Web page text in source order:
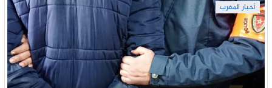
أخبار المغرب